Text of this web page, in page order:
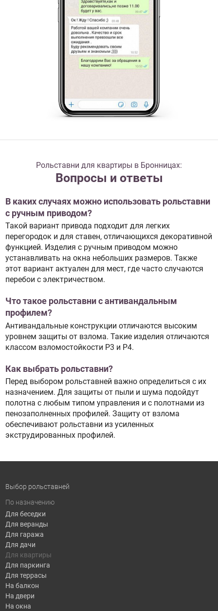
Рольставни для квартиры в Бронницах:
Вопросы и ответы
В каких случаях можно использовать рольставни
с ручным приводом?
Такой вариант привода подходит для легких
перегородок и для ставен, отличающихся декоративной
функцией. Изделия с ручным приводом можно
устанавливать на окна небольших размеров. Также
этот вариант актуален для мест, где часто случаются
перебои с электричеством.
Что такое рольставни с антивандальным
профилем?
Антивандальные конструкции отличаются высоким
уровнем защиты от взлома. Такие изделия отличаются
классом взломостойкости P3 и P4.
Как выбрать рольставни?
Перед выбором рольставней важно определиться с их
назначением. Для защиты от пыли и шума подойдут
полотна с любым типом управления и с полотнами из
пенозаполненных профилей. Защиту от взлома
обеспечивают рольставни из усиленных
экструдированных профилей.
Выбор рольставней
По назначению
Для беседки
Для веранды
Для гаража
Для дачи
Для квартиры
Для паркинга
Для террасы
На балкон
На двери
На окна